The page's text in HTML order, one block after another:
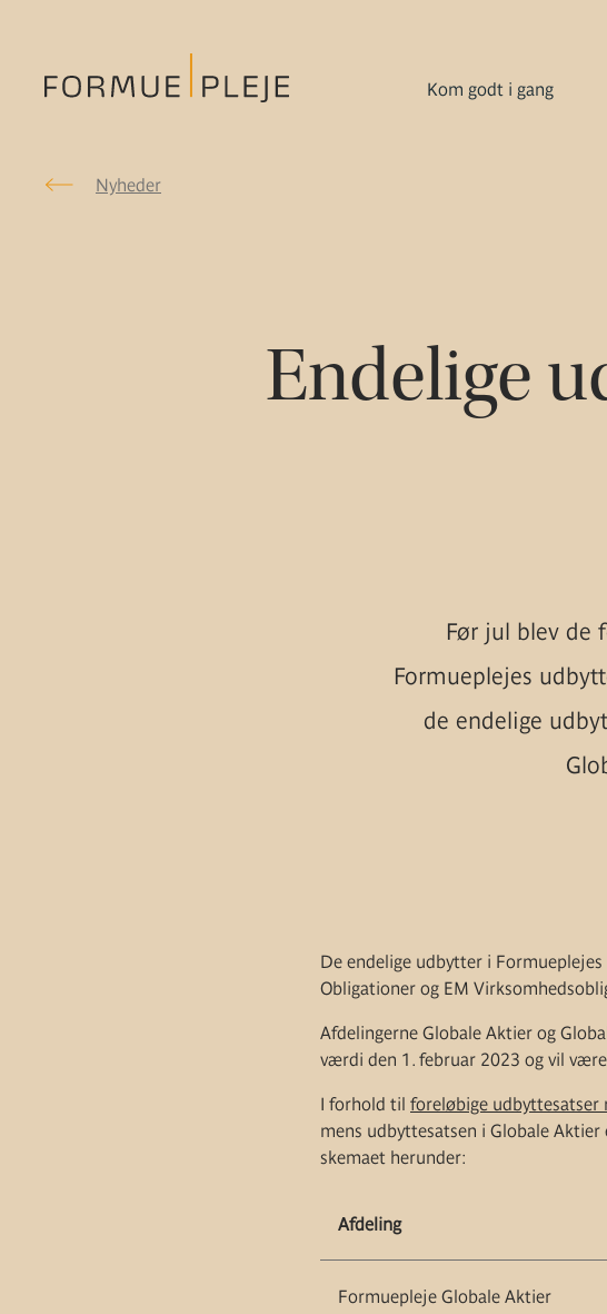
Kom godt i gang
Nyheder
Endelige
Før jul blev de
Formueplejes
de endelige
De endelige udbytter i
Obligationer og EM
Afdelingerne Globale Aktier og
værdi den 1. februar 2023 og vil
I forhold til foreløbige
mens udbyttesatsen i Globale
skemaet herunder:
Afdeling
Formuepleje Globale Aktier